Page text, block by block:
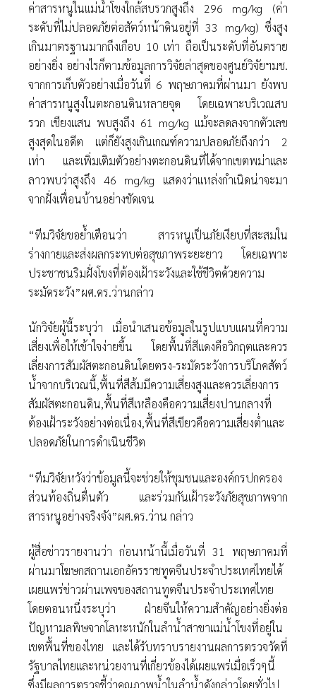
ค่าสารหนูในแม่น้ำโขงใกล้สบรวกสูงถึง 296 mg/kg (ค่า
ระดับที่ไม่ปลอดภัยต่อสัตว์หน้าดินอยู่ที่ 33 mg/kg) ซึ่งสูง
เกินมาตรฐานมากถึงเกือบ 10 เท่า ถือเป็นระดับที่อันตราย
อย่างยิ่ง อย่างไรก็ตามข้อมูลการวิจัยล่าสุดของศูนย์วิจัยฯมช.
จากการเก็บตัวอย่างเมื่อวันที่ 6 พฤษภาคมที่ผ่านมา ยังพบ
ค่าสารหนูสูงในตะกอนดินหลายจุด โดยเฉพาะบริเวณสบ
รวก เชียงแสน พบสูงถึง 61 mg/kg แม้จะลดลงจากตัวเลข
สูงสุดในอดีต แต่ก็ยังสูงเกินเกณฑ์ความปลอดภัยถึงกว่า 2
เท่า และเพิ่มเติมตัวอย่างตะกอนดินที่ได้จากเขตพม่าและ
ลาวพบว่าสูงถึง 46 mg/kg แสดงว่าแหล่งกำเนิดน่าจะมา
จากฝั่งเพื่อนบ้านอย่างชัดเจน
“ทีมวิจัยขอย้ำเตือนว่า สารหนูเป็นภัยเงียบที่สะสมใน
ร่างกายและส่งผลกระทบต่อสุขภาพระยะยาว โดยเฉพาะ
ประชาชนริมฝั่งโขงที่ต้องเฝ้าระวังและใช้ชีวิตด้วยความ
ระมัดระวัง”ผศ.ดร.ว่านกล่าว
นักวิจัยผู้นี้ระบุว่า เมื่อนำเสนอข้อมูลในรูปแบบแผนที่ความ
เสี่ยงเพื่อให้เข้าใจง่ายขึ้น โดยพื้นที่สีแดงคือวิกฤตและควร
เลี่ยงการสัมผัสตะกอนดินโดยตรง-ระมัดระวังการบริโภคสัตว์
น้ำจากบริเวณนี้,พื้นที่สีส้มมีความเสี่ยงสูงและควรเลี่ยงการ
สัมผัสตะกอนดิน,พื้นที่สีเหลืองคือความเสี่ยงปานกลางที่
ต้องเฝ้าระวังอย่างต่อเนื่อง,พื้นที่สีเขียวคือความเสี่ยงต่ำและ
ปลอดภัยในการดำเนินชีวิต
“ทีมวิจัยหวังว่าข้อมูลนี้จะช่วยให้ชุมชนและองค์กรปกครอง
ส่วนท้องถิ่นตื่นตัว และร่วมกันเฝ้าระวังภัยสุขภาพจาก
สารหนูอย่างจริงจัง”ผศ.ดร.ว่าน กล่าว
ผู้สื่อข่าวรายงานว่า ก่อนหน้านี้เมื่อวันที่ 31 พฤษภาคมที่
ผ่านมาโฆษกสถานเอกอัครราชทูตจีนประจำประเทศไทยได้
เผยแพร่ข่าวผ่านเพจของสถานทูตจีนประจำประเทศไทย
โดยตอนหนึ่งระบุว่า ฝ่ายจีนให้ความสำคัญอย่างยิ่งต่อ
ปัญหามลพิษจากโลหะหนักในลำน้ำสาขาแม่น้ำโขงที่อยู่ใน
เขตพื้นที่ของไทย และได้รับทราบรายงานผลการตรวจวัดที่
รัฐบาลไทยและหน่วยงานที่เกี่ยวข้องได้เผยแพร่เมื่อเร็วๆนี้
ซึ่งมีผลการตรวจชี้ว่าคุณภาพน้ำในลำน้ำดังกล่าวโดยทั่วไป